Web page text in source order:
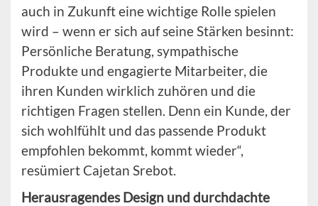
auch in Zukunft eine wichtige Rolle spielen
wird – wenn er sich auf seine Stärken besinnt:
Persönliche Beratung, sympathische
Produkte und engagierte Mitarbeiter, die
ihren Kunden wirklich zuhören und die
richtigen Fragen stellen. Denn ein Kunde, der
sich wohlfühlt und das passende Produkt
empfohlen bekommt, kommt wieder“,
resümiert Cajetan Srebot.
Herausragendes Design und durchdachte